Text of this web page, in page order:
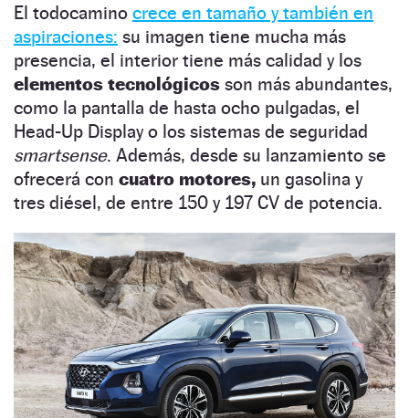
El todocamino crece en tamaño y también en
aspiraciones: su imagen tiene mucha más
presencia, el interior tiene más calidad y los
elementos tecnológicos son más abundantes,
como la pantalla de hasta ocho pulgadas, el
Head-Up Display o los sistemas de seguridad
smartsense. Además, desde su lanzamiento se
ofrecerá con cuatro motores, un gasolina y
tres diésel, de entre 150 y 197 CV de potencia.